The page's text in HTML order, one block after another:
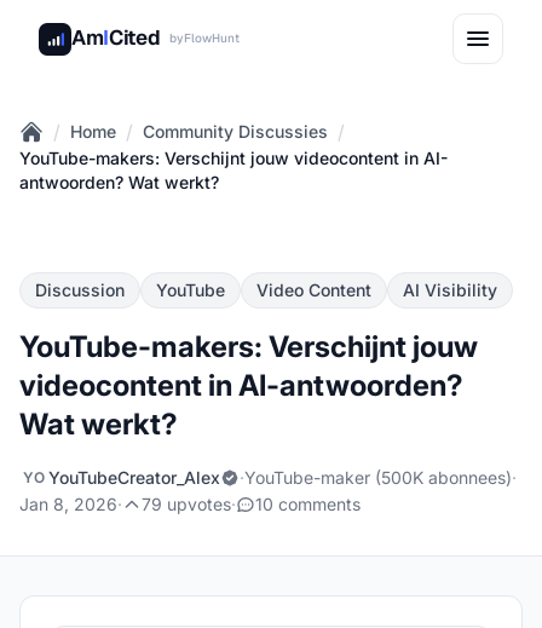
AmICited byFlowHunt
Home
/ Home / Community Discussies /
YouTube-makers: Verschijnt jouw videocontent in AI-
antwoorden? Wat werkt?
Discussion YouTube Video Content AI Visibility
YouTube-makers: Verschijnt jouw
videocontent in AI-antwoorden?
Wat werkt?
YO YouTubeCreator_Alex ·YouTube-maker (500K abonnees)·
Jan 8, 2026· 79 upvotes· 10 comments